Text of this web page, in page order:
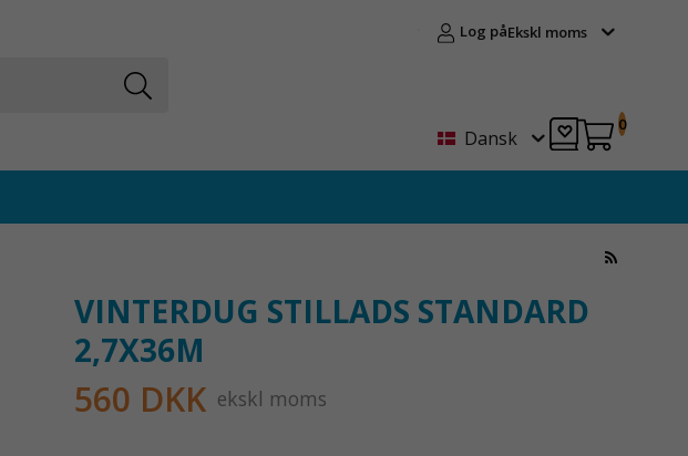
Log påEkskl moms
Dansk
0
VINTERDUG STILLADS STANDARD
2,7X36M
560 DKK ekskl moms